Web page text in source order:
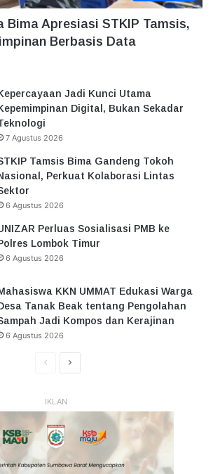
Bima Apresiasi STKIP Tamsis,
Berbasis Data
Jadi Kunci Utama
Digital, Bukan Sekadar
7 Agustus 2026
Tamsis Bima Gandeng Tokoh
Perkuat Kolaborasi Lintas
6 Agustus 2026
Perluas Sosialisasi PMB ke
Lombok Timur
6 Agustus 2026
KKN UMMAT Edukasi Warga
Tanak Beak tentang Pengolahan
Jadi Kompos dan Kerajinan
6 Agustus 2026
HalamanHalaman
IKLAN